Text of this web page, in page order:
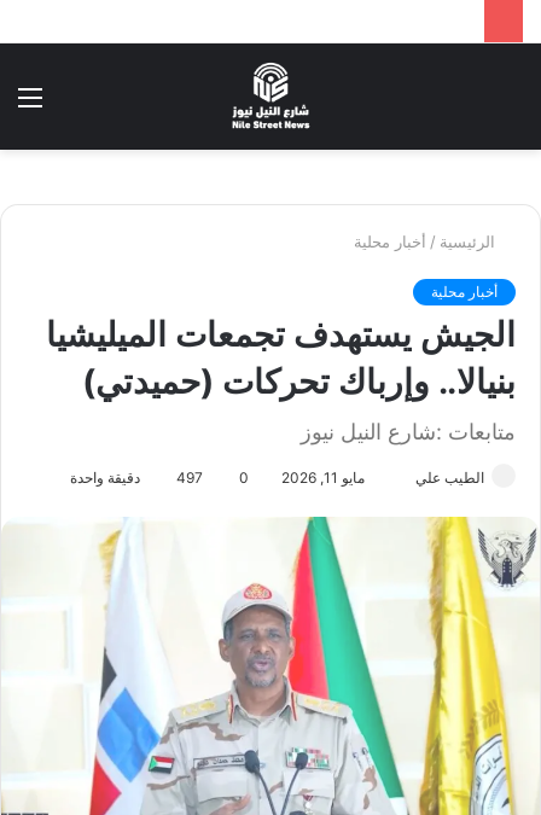
الرئيسية / أخبار محلية
أخبار محلية
الجيش يستهدف تجمعات الميليشيا
بنيالا.. وإرباك تحركات (حميدتي)
متابعات :شارع النيل نيوز
الطيب علي
ل
ك
مايو 11, 2026 0
497 دقيقة واحدة